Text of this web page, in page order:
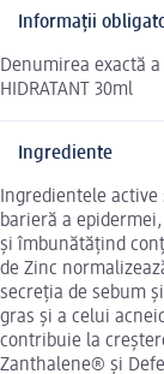
Informații
Denumirea exactă a
HIDRATANT 30ml
Ingrediente
Ingredientele
barieră a
și îmbunătățind
de Zinc
secreția de sebum
gras și a celui
contribuie la
Zanthalene® și